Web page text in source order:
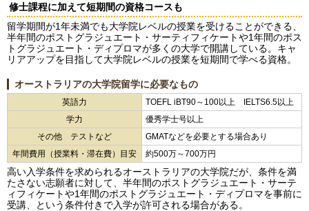
修士課程に加えて短期間の資格コースも
留学期間が1年未満でも大学院レベルの授業を受けることができる、
半年間のポストグラジュエート・サーティフィケートや1年間のポス
トグラジュエート・ディプロマが多くの大学で開講している。キャ
リアアップを目指して大学院レベルの授業を短期間で学べる資格。
オーストラリアの大学院留学に必要なもの
英語力
TOEFL iBT90～100以上 IELTS6.5以上
学力
優秀学士号以上
その他 テストなど
GMATなどを必要とする場合あり
年間費用（授業料・滞在費）目安
約500万～700万円
高い入学条件を求められるオーストラリアの大学院だが、条件を満
たさない志願者に対して、半年間のポストグラジュエート・サーテ
ィフィケートや1年間のポストグラジュエート・ディプロマを事前に
受講、という条件付きで入学が許可される場合がある。